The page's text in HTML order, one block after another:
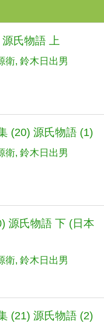
氏物語 上
衛 鈴木日出男
(20) 源氏物語 (1)
衛 鈴木日出男
源氏物語 下 (日本
衛 鈴木日出男
(21) 源氏物語 (2)